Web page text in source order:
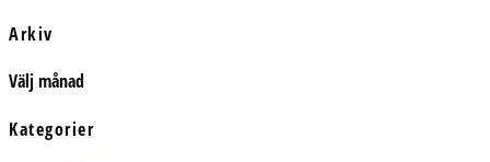
Arkiv
Arkiv
Välj månad
Kategorier